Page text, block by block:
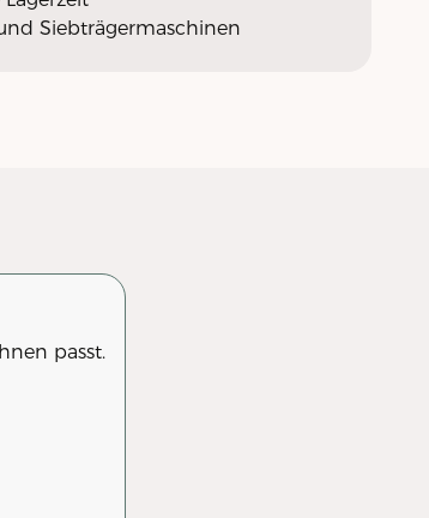
Siebträgermaschinen
passt.